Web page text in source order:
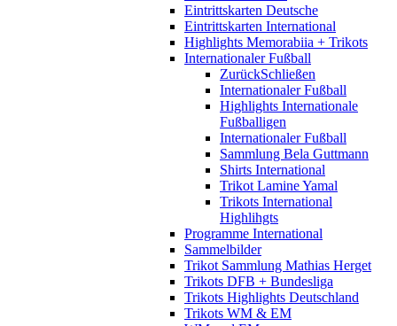
Eintrittskarten Deutsche
Eintrittskarten International
Highlights Memorabiia + Trikots
Internationaler Fußball
ZurückSchließen
Internationaler Fußball
Highlights Internationale
Fußballigen
Internationaler Fußball
Sammlung Bela Guttmann
Shirts International
Trikot Lamine Yamal
Trikots International
Highlihgts
Programme International
Sammelbilder
Trikot Sammlung Mathias Herget
Trikots DFB + Bundesliga
Trikots Highlights Deutschland
Trikots WM & EM